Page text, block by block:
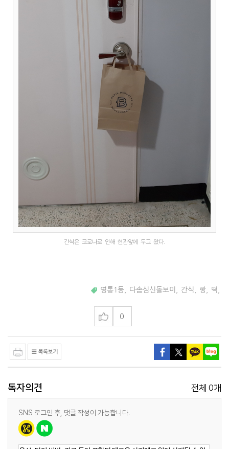
간식은 코로나로 인해 현관앞에 두고 왔다.
영통1동 다솜심신돌보미 간식 빵 떡
0
독자의견 전체 0개
SNS 로그인 후, 댓글 작성이 가능합니다.